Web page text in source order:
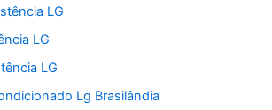
LG
LG
LG
Lg Brasilândia